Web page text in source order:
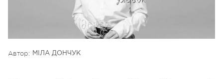
Автор: МІЛА ДОНЧУК